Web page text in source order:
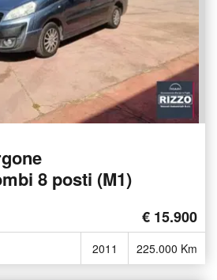
8 posti (M1)
€ 15.900
2011 225.000 Km